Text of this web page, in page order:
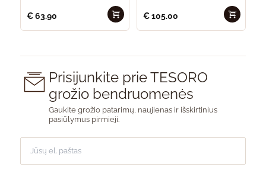
€63.90 €105.00
Prisijunkite prie TESORO
grožio bendruomenės
Gaukite grožio patarimų, naujienas ir išskirtinius
pasiūlymus pirmieji.